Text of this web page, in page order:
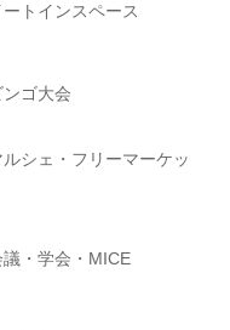
ートインスペース
ンゴ大会
ルシェ・フリーマーケッ
議・学会・MICE